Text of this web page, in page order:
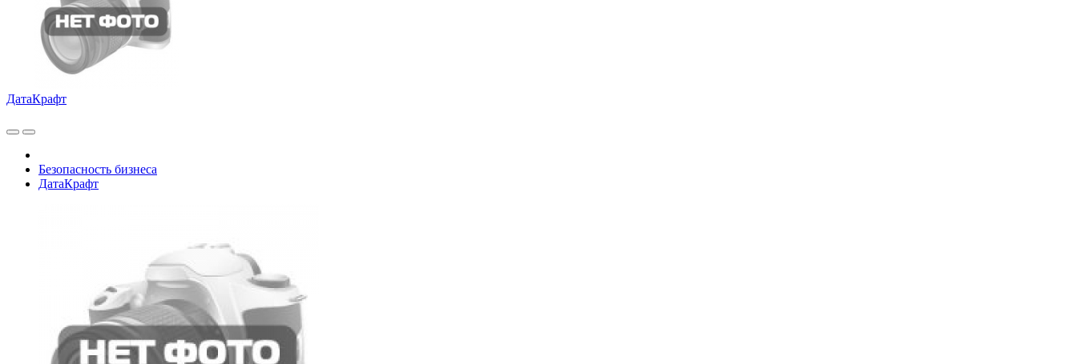
ДатаКрафт
Безопасность бизнеса
ДатаКрафт